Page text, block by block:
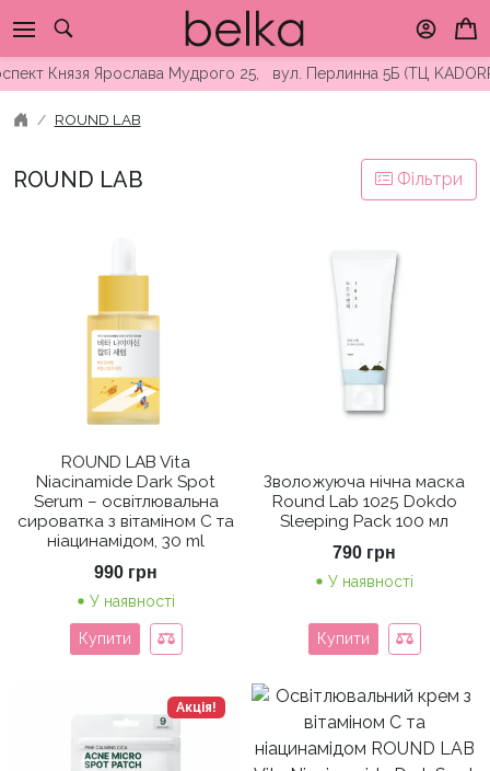
to
contentЯрослава Мудрого 25, вул. Перлинна 5Б (ТЦ KADORR)
ROUND LAB
ROUND LAB Фільтри
ROUND LAB Vita
Niacinamide Dark Spot
Serum – освітлювальна
сироватка з вітаміном C та
ніацинамідом, 30 ml
990 грн
У наявності
Купити
Зволожуюча нічна маска
Round Lab 1025 Dokdo
Sleeping Pack 100 мл
790 грн
У наявності
Купити
Акція!